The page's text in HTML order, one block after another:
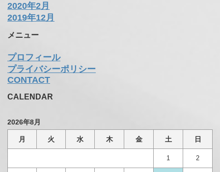
2020年2月
2019年12月
メニュー
プロフィール
プライバシーポリシー
CONTACT
CALENDAR
2026年8月
月 火 水 木 金 土 日
1 2